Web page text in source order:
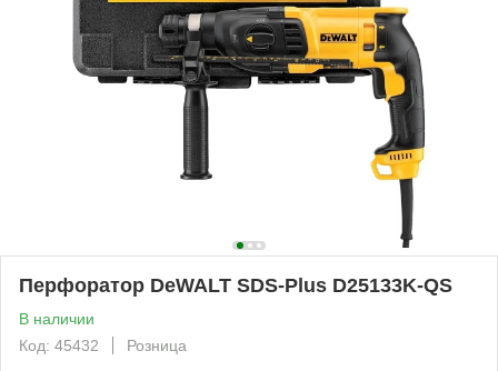
Перфоратор DeWALT SDS-Plus D25133K-QS
В наличии
Код: 45432
Розница